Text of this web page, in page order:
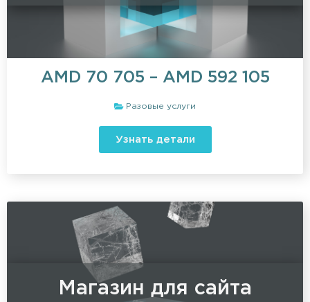
Разовые услуги
AMD 70 705 – AMD 592 105
Узнать детали
Магазин для сайта